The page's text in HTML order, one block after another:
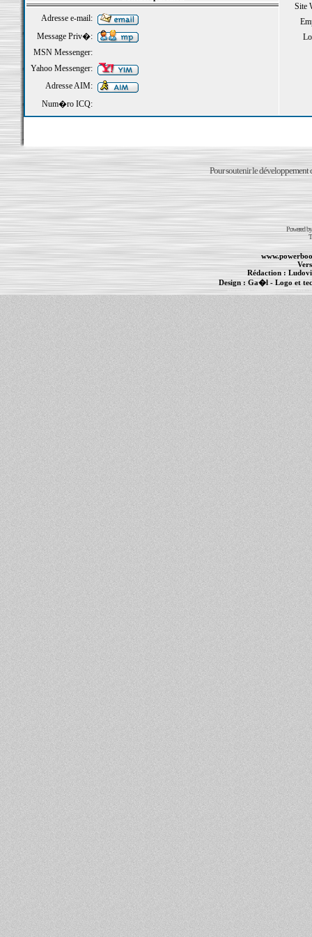
Site
Adresse e-mail:
Message Priv�:
MSN Messenger:
Yahoo Messenger:
Adresse AIM:
Num�ro ICQ:
Pour soutenir le développement
Powered
Rédaction :
Design :Ga�l - Logo et
PowerBook- MacBook Pro